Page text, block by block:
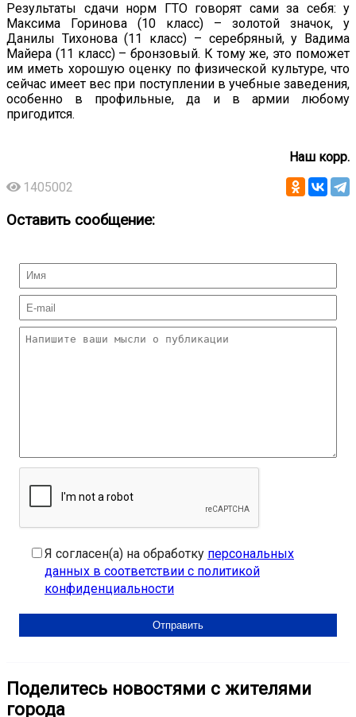
Результаты сдачи норм ГТО говорят сами за себя: у
Максима Горинова (10 класс) – золотой значок, у
Данилы Тихонова (11 класс) – серебряный, у Вадима
Майера (11 класс) – бронзовый. К тому же, это поможет
им иметь хорошую оценку по физической культуре, что
сейчас имеет вес при поступлении в учебные заведения,
особенно в профильные, да и в армии любому
пригодится.
Наш корр.
1405002
Оставить сообщение:
Я согласен(а) на обработку персональных
данных в соответствии с политикой
конфиденциальности
Поделитесь новостями с жителями
города